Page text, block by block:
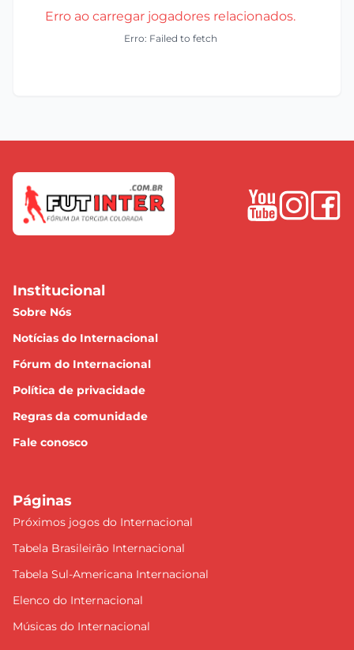
Erro ao carregar jogadores relacionados.
Erro: Failed to fetch
Institucional
Sobre Nós
Notícias do Internacional
Fórum do Internacional
Política de privacidade
Regras da comunidade
Fale conosco
Páginas
Próximos jogos do Internacional
Tabela Brasileirão Internacional
Tabela Sul-Americana Internacional
Elenco do Internacional
Músicas do Internacional